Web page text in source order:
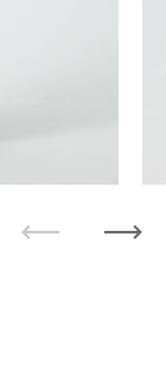
次へ